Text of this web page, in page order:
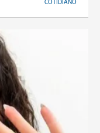
COTIDIANO